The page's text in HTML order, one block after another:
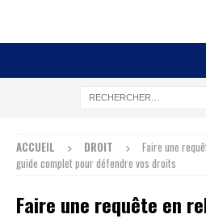
ACCUEIL DROIT
Faire une
guide complet pour défendre vos droits
Faire une requête en